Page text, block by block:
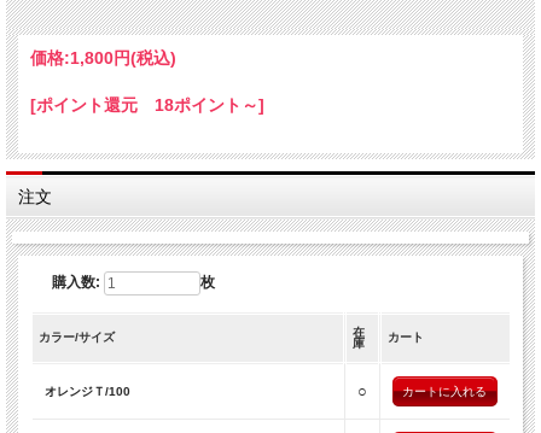
価格:1,800円(税込)
[ポイント還元 18ポイント～]
注文
購入数: 枚
カラー/サイズ
在
庫
カート
オレンジＴ/100 ○